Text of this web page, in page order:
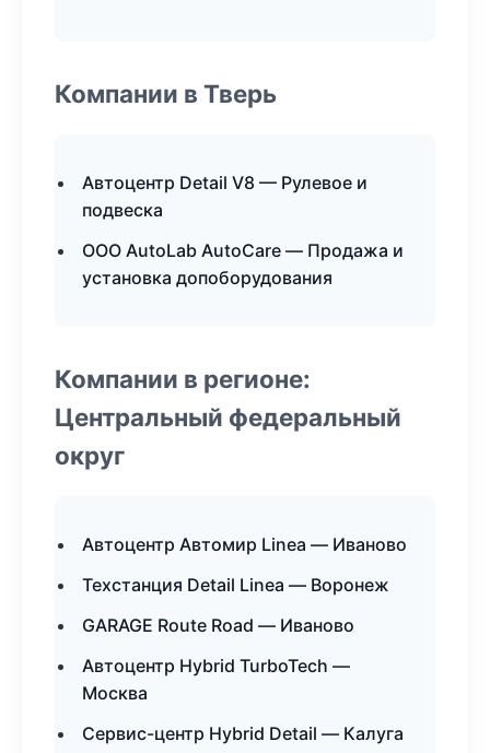
Компании в Тверь
Автоцентр Detail V8 — Рулевое и
подвеска
ООО AutoLab AutoCare — Продажа и
установка допоборудования
Компании в регионе:
Центральный федеральный
округ
Автоцентр Автомир Linea — Иваново
Техстанция Detail Linea — Воронеж
GARAGE Route Road — Иваново
Автоцентр Hybrid TurboTech —
Москва
Сервис-центр Hybrid Detail — Калуга